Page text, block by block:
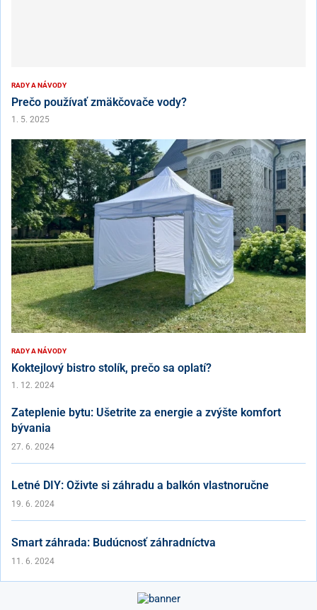
RADY A NÁVODY
Prečo používať zmäkčovače vody?
1. 5. 2025
RADY A NÁVODY
Koktejlový bistro stolík, prečo sa oplatí?
1. 12. 2024
Zateplenie bytu: Ušetrite za energie a zvýšte komfort
bývania
27. 6. 2024
Letné DIY: Oživte si záhradu a balkón vlastnoručne
19. 6. 2024
Smart záhrada: Budúcnosť záhradníctva
11. 6. 2024